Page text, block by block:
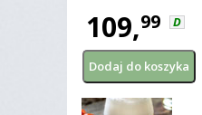
109,99 D